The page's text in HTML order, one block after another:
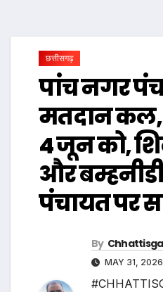
छत्तीसगढ़
पांच नगर
मतदान
4 जून को,
और
पंचायत पर
By
MAY 31, 2026